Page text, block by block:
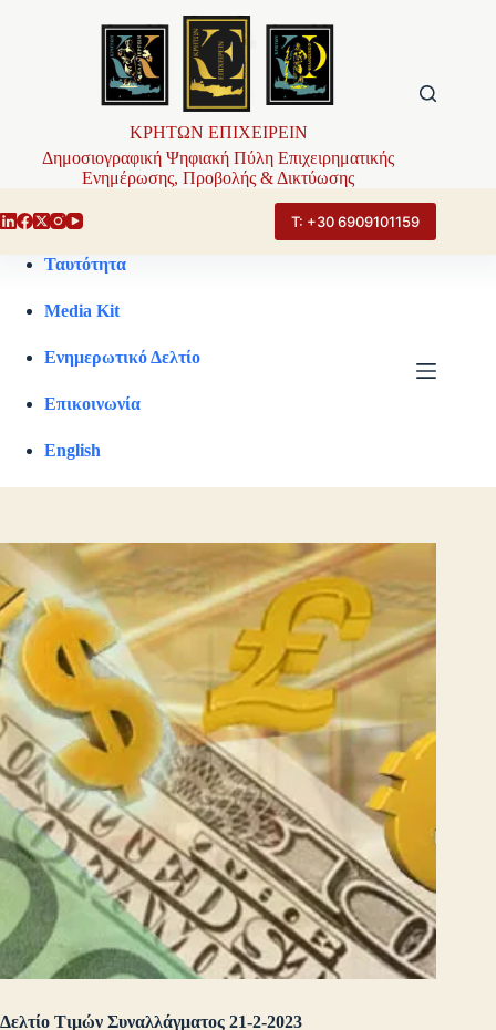
ΚΡΗΤΩΝ ΕΠΙΧΕΙΡΕΙΝ
Δημοσιογραφική Ψηφιακή Πύλη Επιχειρηματικής
Ενημέρωσης, Προβολής & Δικτύωσης
Τ: +30 6909101159
Ταυτότητα
Media Kit
Ενημερωτικό Δελτίο
Επικοινωνία
English
Δελτίο Τιμών Συναλλάγματος 21-2-2023